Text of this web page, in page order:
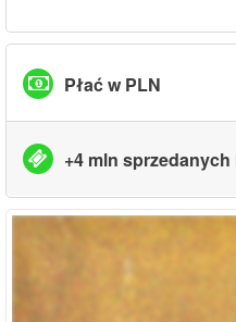
Płać w PLN
+4 mln